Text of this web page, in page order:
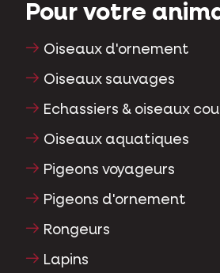
Pour votre
Oiseaux d'ornement
Oiseaux sauvages
Echassiers & oiseaux
Oiseaux aquatiques
Pigeons voyageurs
Pigeons d'ornement
Rongeurs
Lapins